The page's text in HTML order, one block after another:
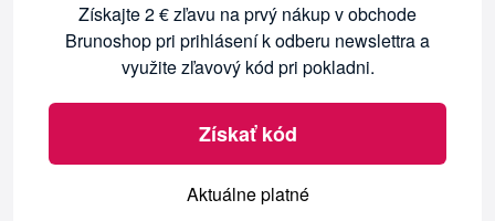
Získajte 2 € zľavu na prvý nákup v obchode
Brunoshop pri prihlásení k odberu newslettra a
využite zľavový kód pri pokladni.
Získať kód
Aktuálne platné